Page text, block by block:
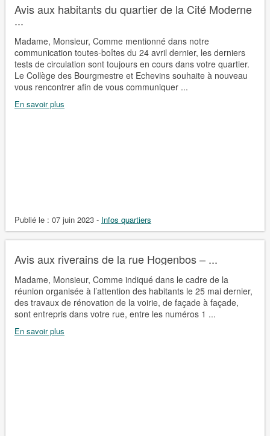
Avis aux habitants du quartier de la Cité Moderne
...
Madame, Monsieur, Comme mentionné dans notre
communication toutes-boîtes du 24 avril dernier, les derniers
tests de circulation sont toujours en cours dans votre quartier.
Le Collège des Bourgmestre et Echevins souhaite à nouveau
vous rencontrer afin de vous communiquer ...
En savoir plus
Publié le : 07 juin 2023 - Infos quartiers
Avis aux riverains de la rue Hogenbos – ...
Madame, Monsieur, Comme indiqué dans le cadre de la
réunion organisée à l’attention des habitants le 25 mai dernier,
des travaux de rénovation de la voirie, de façade à façade,
sont entrepris dans votre rue, entre les numéros 1 ...
En savoir plus